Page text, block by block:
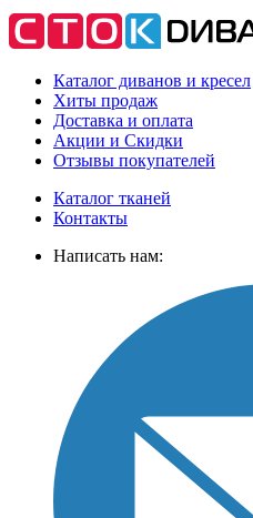
Каталог диванов и кресел
Хиты продаж
Доставка и оплата
Акции и Скидки
Отзывы покупателей
Каталог тканей
Контакты
Написать нам: